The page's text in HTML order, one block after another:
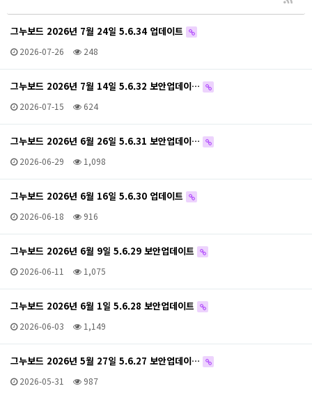
그누보드 2026년 7월 24일 5.6.34 업데이트
2026-07-26 248
그누보드 2026년 7월 14일 5.6.32 보안업데이…
2026-07-15 624
그누보드 2026년 6월 26일 5.6.31 보안업데이…
2026-06-29 1,098
그누보드 2026년 6월 16일 5.6.30 업데이트
2026-06-18 916
그누보드 2026년 6월 9일 5.6.29 보안업데이트
2026-06-11 1,075
그누보드 2026년 6월 1일 5.6.28 보안업데이트
2026-06-03 1,149
그누보드 2026년 5월 27일 5.6.27 보안업데이…
2026-05-31 987